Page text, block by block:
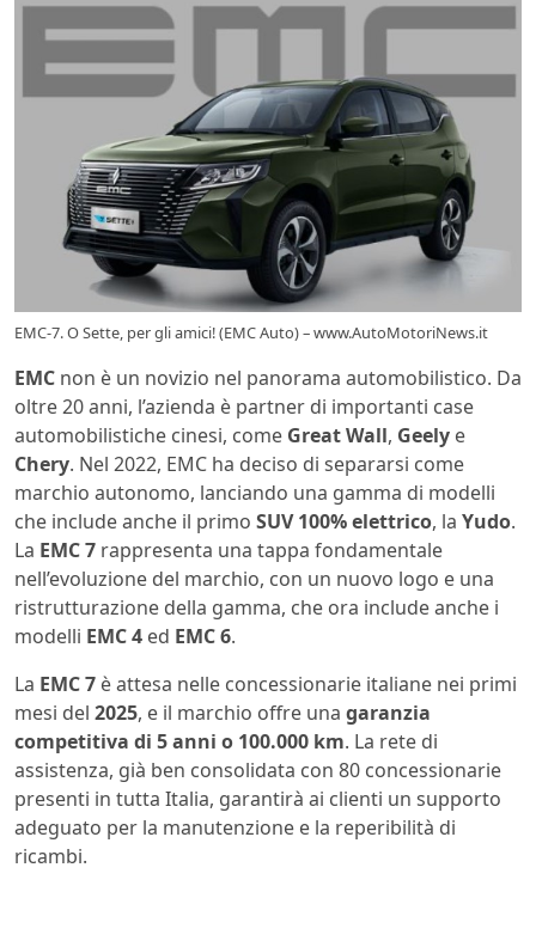
EMC-7. O Sette, per gli amici! (EMC Auto) – www.AutoMotoriNews.it
EMC non è un novizio nel panorama automobilistico. Da
oltre 20 anni, l’azienda è partner di importanti case
automobilistiche cinesi, come Great Wall, Geely e
Chery. Nel 2022, EMC ha deciso di separarsi come
marchio autonomo, lanciando una gamma di modelli
che include anche il primo SUV 100% elettrico, la Yudo.
La EMC 7 rappresenta una tappa fondamentale
nell’evoluzione del marchio, con un nuovo logo e una
ristrutturazione della gamma, che ora include anche i
modelli EMC 4 ed EMC 6.
La EMC 7 è attesa nelle concessionarie italiane nei primi
mesi del 2025, e il marchio offre una garanzia
competitiva di 5 anni o 100.000 km. La rete di
assistenza, già ben consolidata con 80 concessionarie
presenti in tutta Italia, garantirà ai clienti un supporto
adeguato per la manutenzione e la reperibilità di
ricambi.